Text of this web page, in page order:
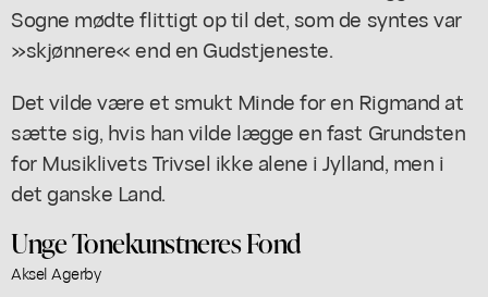
Sogne mødte flittigt op til det, som de syntes var
»skjønnere« end en Gudstjeneste.
Det vilde være et smukt Minde for en Rigmand at
sætte sig, hvis han vilde lægge en fast Grundsten
for Musiklivets Trivsel ikke alene i Jylland, men i
det ganske Land.
Unge Tonekunstneres Fond
Aksel Agerby